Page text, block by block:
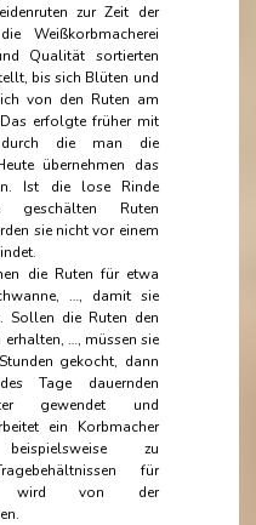
zur Zeit der
Weißkorbmacherei
Qualität sortierten
bis sich Blüten und
von den Ruten am
erfolgte früher mit
durch die man die
übernehmen das
Ist die lose Rinde
geschälten Ruten
sie nicht vor einem
die Ruten für etwa
…, damit sie
Sollen die Ruten den
…, müssen sie
gekocht, dann
Tage dauernden
gewendet und
ein Korbmacher
zu
für
wird von der